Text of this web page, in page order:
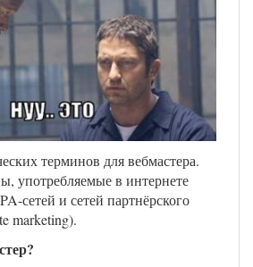
терминов для вебмастера.
употребляемые в интернете
сетей и сетей партнёрского
marketing).